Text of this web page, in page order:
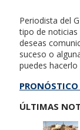
Periodista del
tipo de noticias
deseas
suceso o
puedes hacerlo
ÚLTIMAS